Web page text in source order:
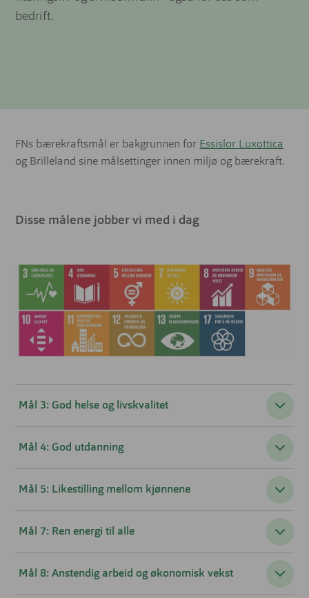
bedrift.
FNs bærekraftsmål er bakgrunnen for Essislor Luxottica
og Brilleland sine målsettinger innen miljø og bærekraft.
Disse målene jobber vi med i dag
Mål 3: God helse og livskvalitet
Mål 4: God utdanning
Mål 5: Likestilling mellom kjønnene
Mål 7: Ren energi til alle
Mål 8: Anstendig arbeid og økonomisk vekst